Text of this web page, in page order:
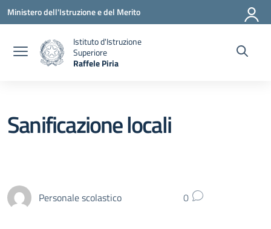
Vai ai contenuti
Vai al menu di navigazione
Vai al footer
Ministero dell'Istruzione e del Merito
Istituto d'Istruzione
Superiore
Raffele Piria
Sanificazione locali
Personale scolastico 0